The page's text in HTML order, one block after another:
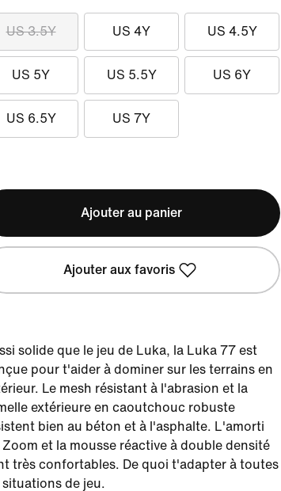
US 3.5Y US 4Y US 4.5Y
US 5Y US 5.5Y US 6Y
US 6.5Y US 7Y
Ajouter au panier
Ajouter aux favoris
solide que le jeu de Luka, la Luka 77 est
pour t'aider à dominer sur les terrains en
Le mesh résistant à l'abrasion et la
extérieure en caoutchouc robuste
bien au béton et à l'asphalte. L'amorti
Zoom et la mousse réactive à double densité
très confortables. De quoi t'adapter à toutes
situations de jeu.